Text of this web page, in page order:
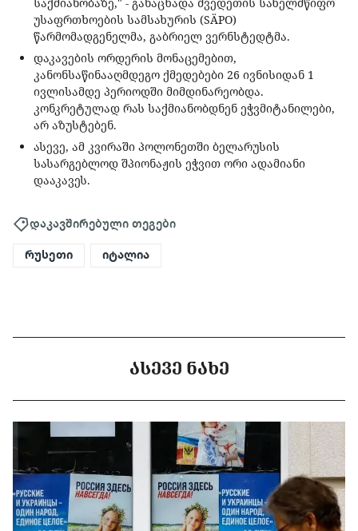
საქმიანობაზე," - განაცხადა შვედეთის სახელმწიფო
უსაფრთხოების სამსახურის (SÄPO)
წარმომადგენელმა, გაბრიელ ვერნსტედტმა.
დაკავების ორდერის მონაცემებით,
კანონსაწინააღმდეგო ქმედებები 26 ივნისიდან 1
ივლისამდე პერიოდში მიმდინარეობდა.
კონკრეტულად რას საქმიანობდნენ ეჭვმიტანილები,
არ აზუსტებენ.
ასევე, ამ კვირაში პოლონეთში ბელარუსის
სასარგებლოდ შპიონაჟის ეჭვით ორი ადამიანი
დააკავეს.
დაკავშირებული თეგები
რუსეთი იტალია
ᲐᲡᲔᲕᲔ ᲜᲐᲮᲔ